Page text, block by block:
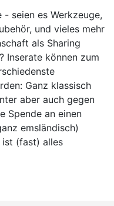
seien es Werkzeuge,
und vieles mehr
als Sharing
Inserate können zum
Ganz klassisch
aber auch gegen
Spende an einen
emsländisch)
ist (fast) alles